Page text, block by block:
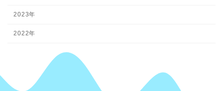
2023年
2022年